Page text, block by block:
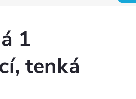
1
tenká